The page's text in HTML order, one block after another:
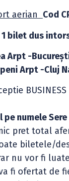
aerian Cod
bilet dus
Arpt -
Arpt -Cluj
BUSINESS
numele Sere
total
biletele/
nu vor fi
ofertat de